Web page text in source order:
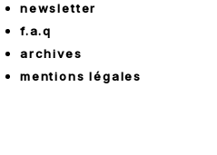
newsletter
f.a.q
archives
mentions légales